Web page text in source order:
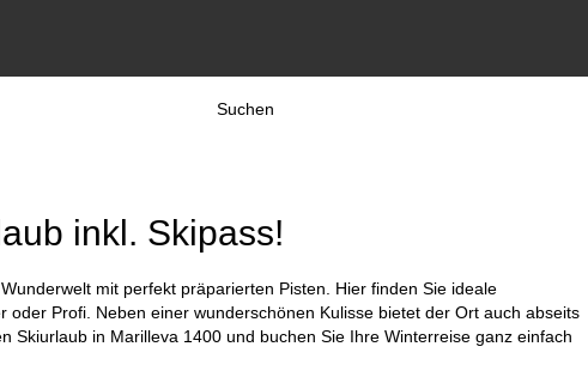
Suchen
inkl. Skipass!
mit perfekt präparierten Pisten. Hier finden Sie ideale
Profi. Neben einer wunderschönen Kulisse bietet der Ort auch abseits
in Marilleva 1400 und buchen Sie Ihre Winterreise ganz einfach